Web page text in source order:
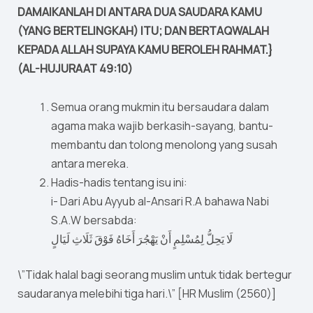
DAMAIKANLAH DI ANTARA DUA SAUDARA KAMU
(YANG BERTELINGKAH) ITU; DAN BERTAQWALAH
KEPADA ALLAH SUPAYA KAMU BEROLEH RAHMAT.}
(AL-HUJURAAT 49:10)
Semua orang mukmin itu bersaudara dalam
agama maka wajib berkasih-sayang, bantu-
membantu dan tolong menolong yang susah
antara mereka.
Hadis-hadis tentang isu ini:
i- Dari Abu Ayyub al-Ansari R.A bahawa Nabi
S.A.W bersabda:
لَا يَحِلُّ لِمُسْلِمٍ أَنْ يَهْجُرَ أَخَاهُ فَوْقَ ثَلَاثِ لَيَالٍ
\”Tidak halal bagi seorang muslim untuk tidak bertegur
saudaranya melebihi tiga hari.\” [HR Muslim (2560)]